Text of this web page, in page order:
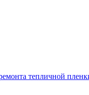
тепличной